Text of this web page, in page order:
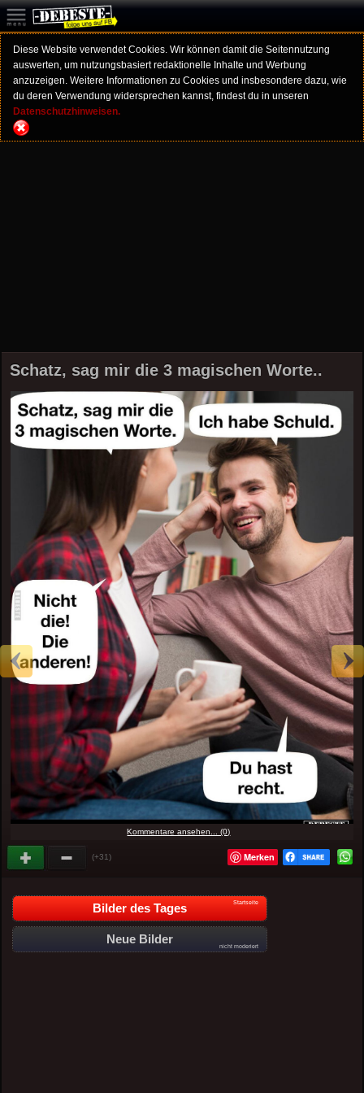
Diese Website verwendet Cookies. Wir können damit die Seitennutzung
auswerten, um nutzungsbasiert redaktionelle Inhalte und Werbung
anzuzeigen. Weitere Informationen zu Cookies und insbesondere dazu, wie
du deren Verwendung widersprechen kannst, findest du in unseren
Datenschutzhinweisen.
Schatz, sag mir die 3 magischen Worte..
Kommentare ansehen... (0)
(+31) Merken
Bilder des Tages Startseite
Neue Bilder
nicht moderiert